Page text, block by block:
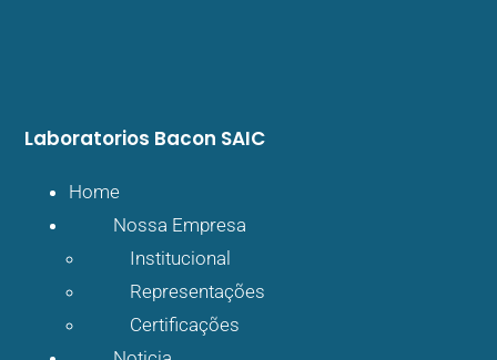
Laboratorios Bacon SAIC
Home
Nossa Empresa
Institucional
Representações
Certificações